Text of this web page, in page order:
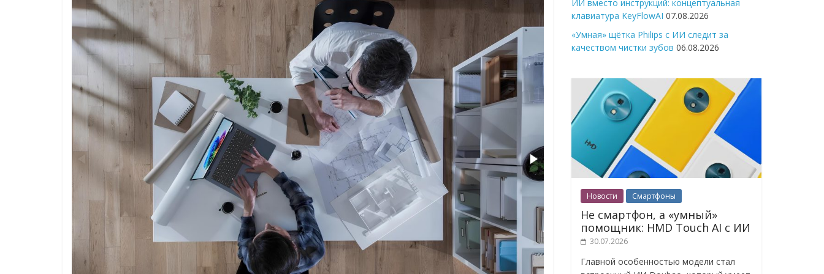
ИИ вместо инструкций: концептуальная
клавиатура KeyFlowAI 07.08.2026
«Умная» щётка Philips с ИИ следит за
качеством чистки зубов 06.08.2026
Новости Смартфоны
Не смартфон, а «умный»
помощник: HMD Touch AI с ИИ
30.07.2026
Главной особенностью модели стал